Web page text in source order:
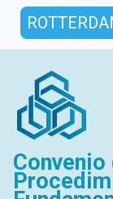
Convenio